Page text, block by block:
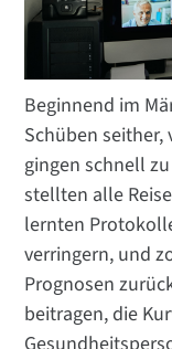
Beginnend im
Schüben seither,
gingen schnell
stellten alle
lernten
verringern, und
Prognosen
beitragen, die